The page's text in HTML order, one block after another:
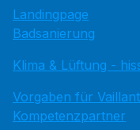
Landingpage
Badsanierung
Klima & Lüftung -
Vorgaben für Vaillant
Kompetenzpartner